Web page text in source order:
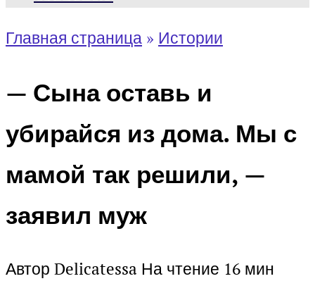
Главная страница » Истории
— Сына оставь и
убирайся из дома. Мы с
мамой так решили, —
заявил муж
Автор Delicatessa На чтение 16 мин